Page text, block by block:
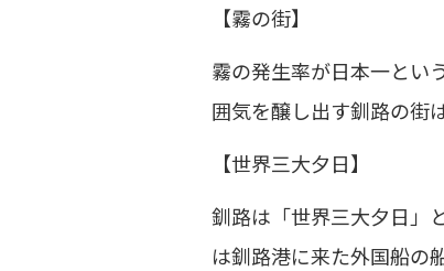
【霧の街】
霧の発生率が日本一とい
囲気を醸し出す釧路の街
【世界三大夕日】
釧路は「世界三大夕日」
は釧路港に来た外国船の